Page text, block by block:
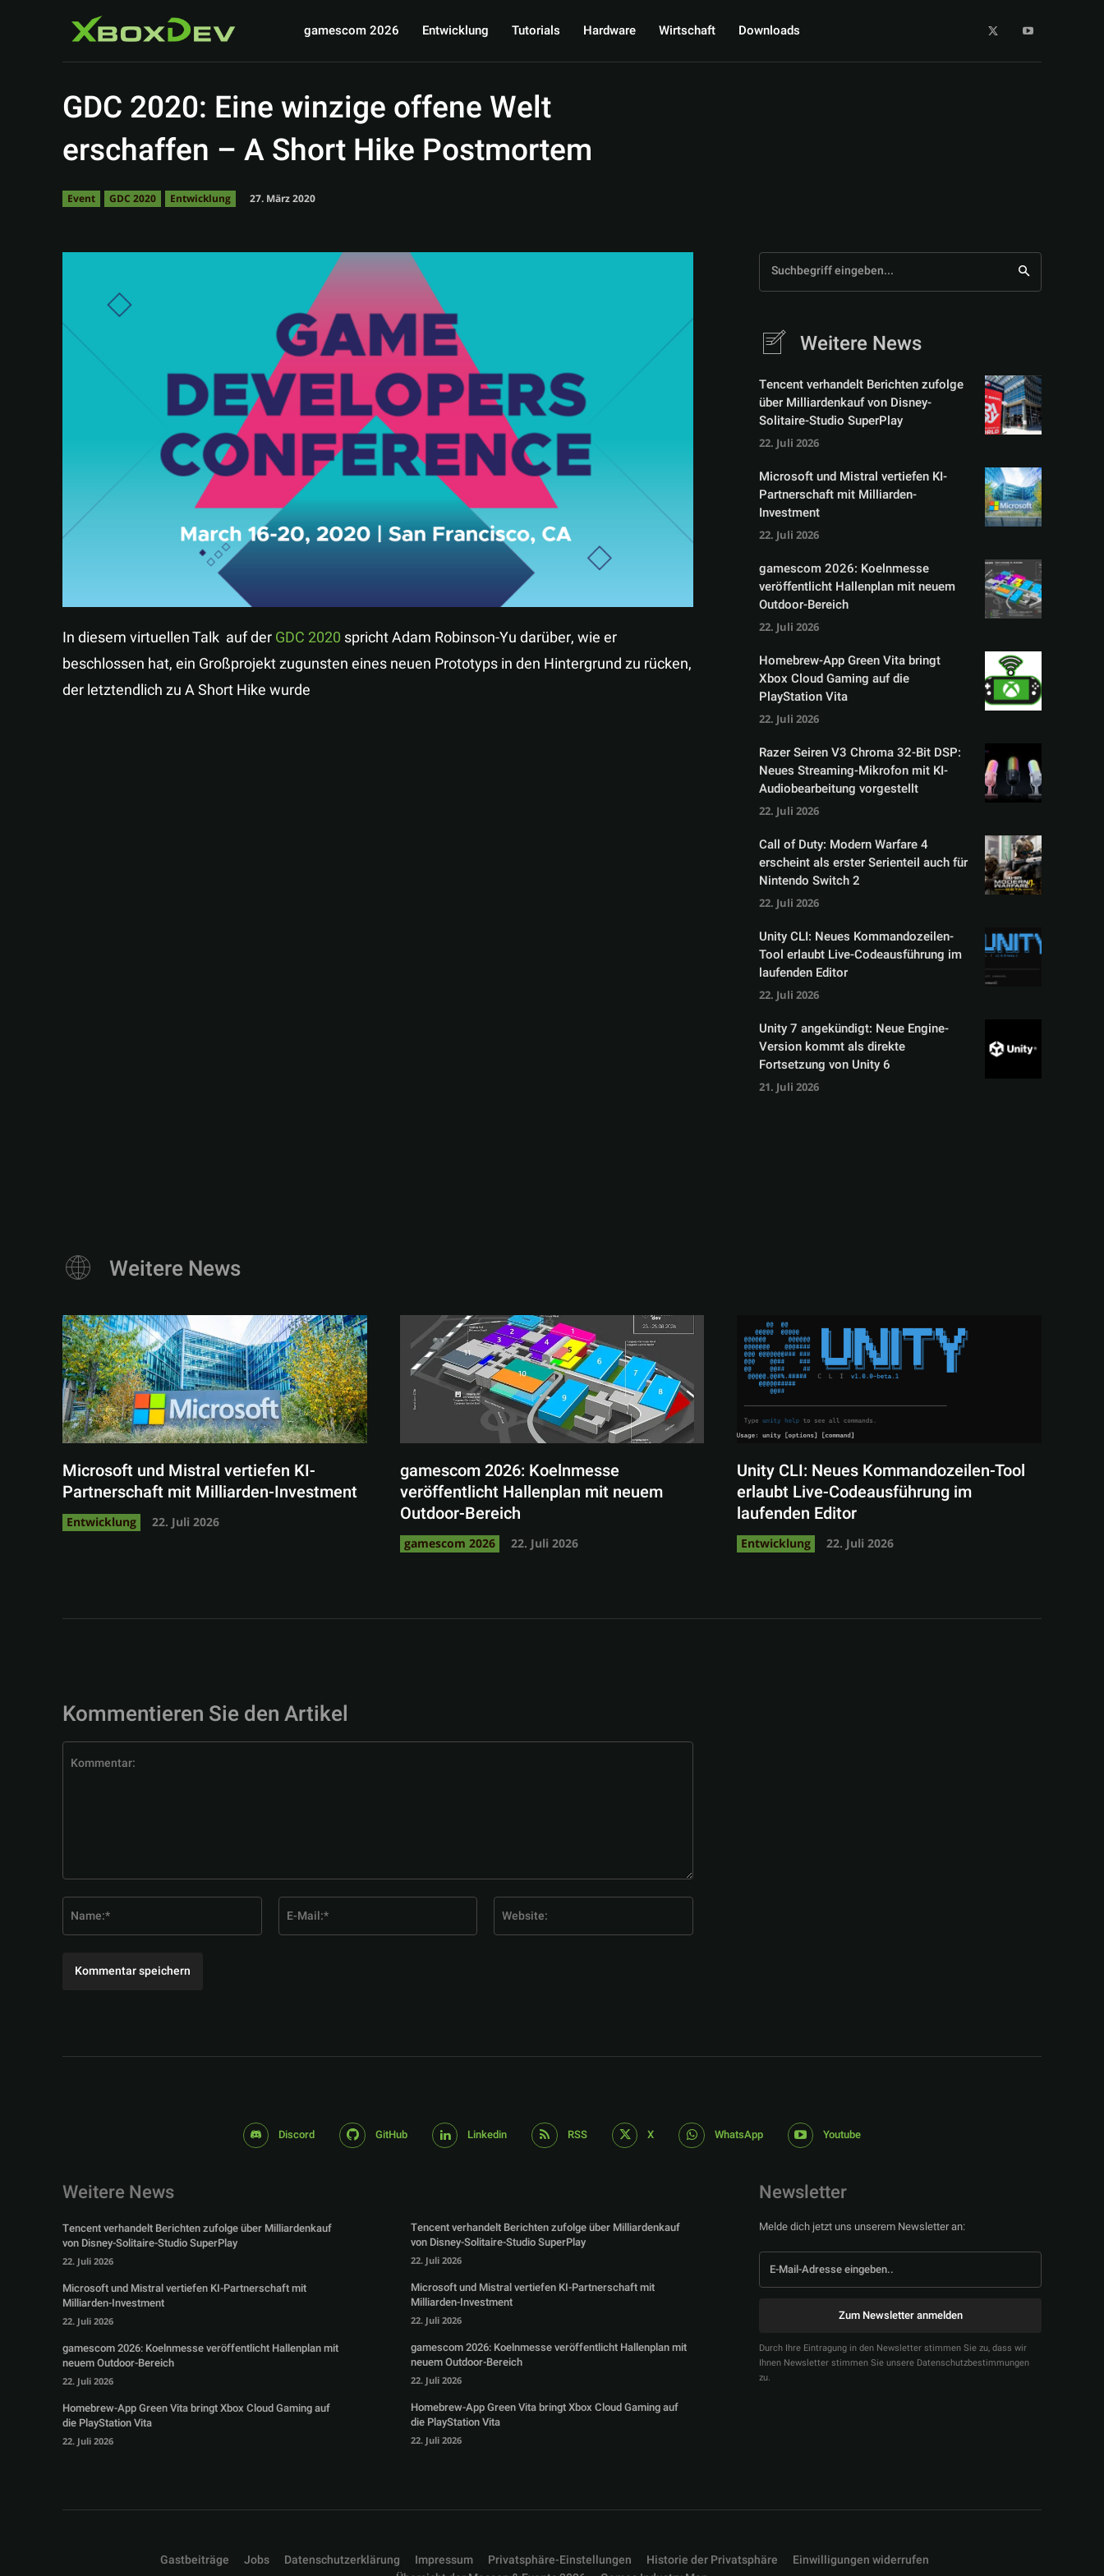
gamescom 2026 Entwicklung Tutorials Hardware Wirtschaft Downloads
GDC 2020: Eine winzige offene Welt
erschaffen – A Short Hike Postmortem
Event GDC 2020 Entwicklung 27. März 2020
In diesem virtuellen Talk auf derGDC 2020 spricht Adam Robinson-Yu darüber, wie er
beschlossen hat, ein Großprojekt zugunsten eines neuen Prototyps in den Hintergrund zu rücken,
der letztendlich zu A Short Hike wurde
Suchbegriff eingeben...
Weitere News
Tencent verhandelt Berichten zufolge
über Milliardenkauf von Disney-
Solitaire-Studio SuperPlay
22. Juli 2026
Microsoft und Mistral vertiefen KI-
Partnerschaft mit Milliarden-
Investment
22. Juli 2026
gamescom 2026: Koelnmesse
veröffentlicht Hallenplan mit neuem
Outdoor-Bereich
22. Juli 2026
Homebrew-App Green Vita bringt
Xbox Cloud Gaming auf die
PlayStation Vita
22. Juli 2026
Razer Seiren V3 Chroma 32-Bit DSP:
Neues Streaming-Mikrofon mit KI-
Audiobearbeitung vorgestellt
22. Juli 2026
Call of Duty: Modern Warfare 4
erscheint als erster Serienteil auch für
Nintendo Switch 2
22. Juli 2026
Unity CLI: Neues Kommandozeilen-
Tool erlaubt Live-Codeausführung im
laufenden Editor
22. Juli 2026
Unity 7 angekündigt: Neue Engine-
Version kommt als direkte
Fortsetzung von Unity 6
21. Juli 2026
Weitere News
Microsoft und Mistral vertiefen KI-
Partnerschaft mit Milliarden-Investment
Entwicklung 22. Juli 2026
gamescom 2026: Koelnmesse
veröffentlicht Hallenplan mit neuem
Outdoor-Bereich
gamescom 2026 22. Juli 2026
Unity CLI: Neues Kommandozeilen-Tool
erlaubt Live-Codeausführung im
laufenden Editor
Entwicklung 22. Juli 2026
Kommentieren Sie den Artikel
Mail:*
Discord GitHub Linkedin RSS X WhatsApp Youtube
Weitere News
Tencent verhandelt Berichten zufolge über Milliardenkauf
von Disney-Solitaire-Studio SuperPlay
22. Juli 2026
Microsoft und Mistral vertiefen KI-Partnerschaft mit
Milliarden-Investment
22. Juli 2026
gamescom 2026: Koelnmesse veröffentlicht Hallenplan mit
neuem Outdoor-Bereich
22. Juli 2026
Homebrew-App Green Vita bringt Xbox Cloud Gaming auf
die PlayStation Vita
22. Juli 2026
Tencent verhandelt Berichten zufolge über Milliardenkauf
von Disney-Solitaire-Studio SuperPlay
22. Juli 2026
Microsoft und Mistral vertiefen KI-Partnerschaft mit
Milliarden-Investment
22. Juli 2026
gamescom 2026: Koelnmesse veröffentlicht Hallenplan mit
neuem Outdoor-Bereich
22. Juli 2026
Homebrew-App Green Vita bringt Xbox Cloud Gaming auf
die PlayStation Vita
22. Juli 2026
Newsletter
Melde dich jetzt uns unserem Newsletter an:
Zum Newsletter anmelden
Durch Ihre Eintragung in den Newsletter stimmen Sie zu, dass wir
Ihnen Newsletter stimmen Sie unsere Datenschutzbestimmungen
zu.
Gastbeiträge Jobs Datenschutzerklärung Impressum Privatsphäre-Einstellungen Historie der Privatsphäre
Einwilligungen widerrufen